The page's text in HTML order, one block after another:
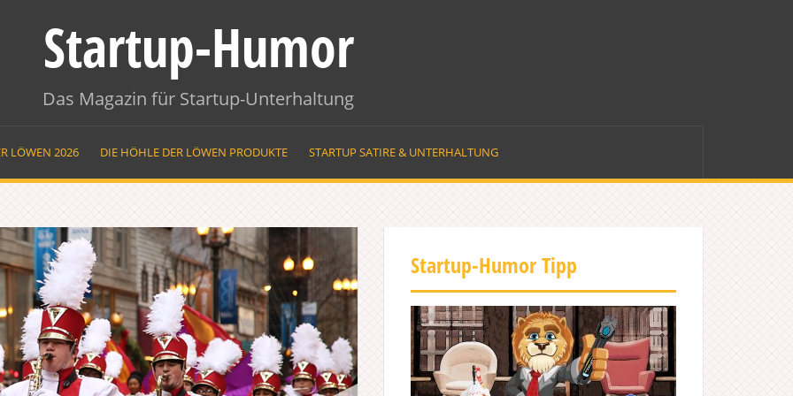
Startup-Humor
Das Magazin für Startup-Unterhaltung
LÖWEN 2026 DIE HÖHLE DER LÖWEN PRODUKTE STARTUP SATIRE & UNTERHALTUNG
Startup-Humor Tipp